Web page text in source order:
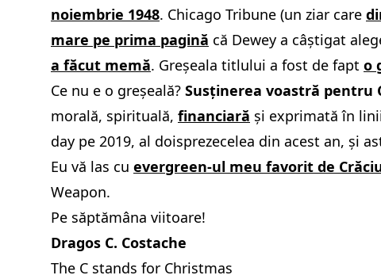
noiembrie 1948. Chicago Tribune (un ziar care
mare pe prima pagină că Dewey a câștigat
a făcut memă. Greșeala titlului a fost de fapt o
Ce nu e o greșeală? Susținerea voastră pentru
morală, spirituală, financiară și exprimată în
day pe 2019, al doisprezecelea din acest an, și
Eu vă las cu evergreen-ul meu favorit de
Weapon.
Pe săptămâna viitoare!
Dragos C. Costache
The C stands for Christmas